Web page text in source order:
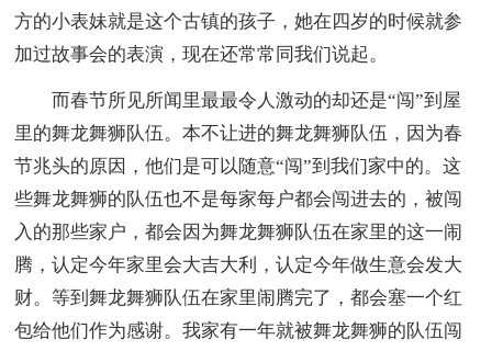
方的小表妹就是这个古镇的孩子，她在四岁的时候就参
加过故事会的表演，现在还常常同我们说起。
而春节所见所闻里最最令人激动的却还是“闯”到屋
里的舞龙舞狮队伍。本不让进的舞龙舞狮队伍，因为春
节兆头的原因，他们是可以随意“闯”到我们家中的。这
些舞龙舞狮的队伍也不是每家每户都会闯进去的，被闯
入的那些家户，都会因为舞龙舞狮队伍在家里的这一闹
腾，认定今年家里会大吉大利，认定今年做生意会发大
财。等到舞龙舞狮队伍在家里闹腾完了，都会塞一个红
包给他们作为感谢。我家有一年就被舞龙舞狮的队伍闯